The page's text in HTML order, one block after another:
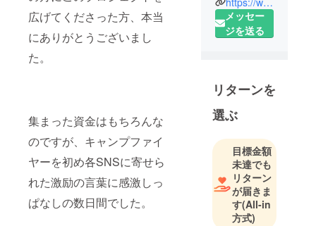
広げてくださった方、本当
にありがとうございまし
た。
集まった資金はもちろんな
のですが、キャンプファイ
ヤーを初め各SNSに寄せら
れた激励の言葉に感激しっ
ぱなしの数日間でした。
飲食店を３
店舗経営。
メッセー
ジを送る
リターンを
選ぶ
目標金額
未達でも
リターン
が届きま
す(All-in
方式)